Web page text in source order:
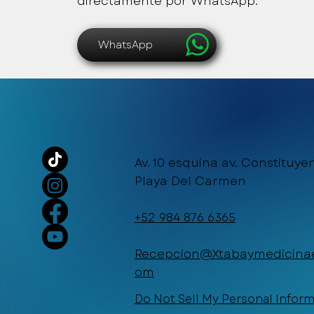
WhatsApp
Av. 10 esquina av.
Playa Del Carmen
+52 984 876 6365
om
Do Not Sell My Personal